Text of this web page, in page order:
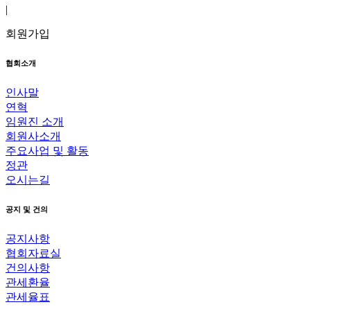
|
회원가입
협회소개
인사말
연혁
임원진 소개
회원사소개
주요사업 및 활동
정관
오시는길
공지 및 건의
공지사항
협회자료실
건의사항
관세환율
관세율표